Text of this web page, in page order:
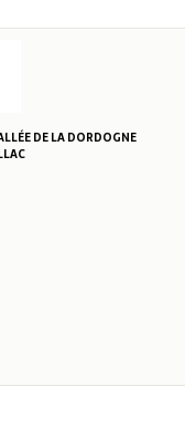
DE LA DORDOGNE